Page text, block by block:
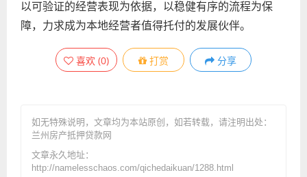
以可验证的经营表现为依据，以稳健有序的流程为保
障，力求成为本地经营者值得托付的发展伙伴。
喜欢 (0) 打赏 分享
如无特殊说明，文章均为本站原创 ，如若转载，请注明出处：
兰州房产抵押贷款网
文章永久地址：
http://namelesschaos.com/qichedaikuan/1288.html